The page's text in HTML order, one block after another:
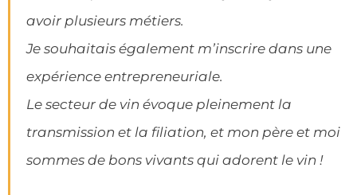
avoir plusieurs métiers.
Je souhaitais également m’inscrire dans une
expérience entrepreneuriale.
Le secteur de vin évoque pleinement la
transmission et la filiation, et mon père et moi
sommes de bons vivants qui adorent le vin !